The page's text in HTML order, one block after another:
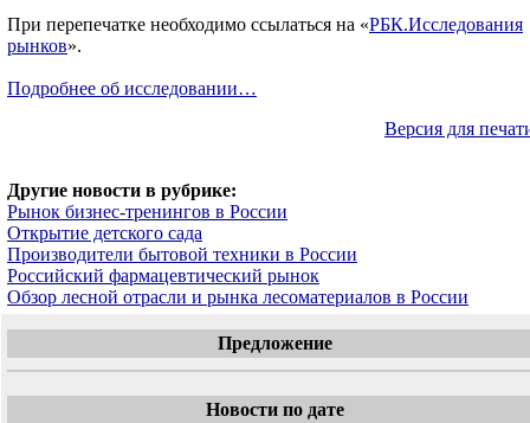
При перепечатке необходимо ссылаться на «РБК.Исследования
рынков».
Подробнее об исследовании…
Версия для
Другие новости в рубрике:
Рынок бизнес-тренингов в России
Открытие детского сада
Производители бытовой техники в России
Российский фармацевтический рынок
Обзор лесной отрасли и рынка лесоматериалов в России
Предложение
Новости по дате